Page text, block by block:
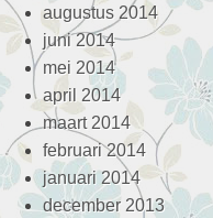
augustus 2014
juni 2014
mei 2014
april 2014
maart 2014
februari 2014
januari 2014
december 2013